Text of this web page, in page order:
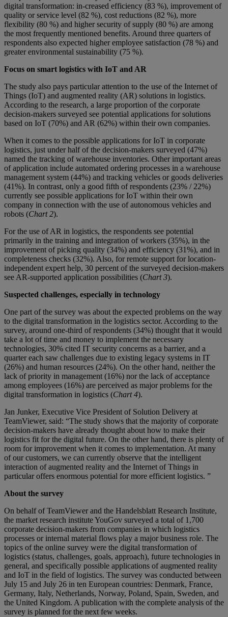
digital transformation: in-creased efficiency (83 %), improvement of
quality or service level (82 %), cost reductions (82 %), more
flexibility (80 %) and higher security of supply (80 %) are among
the most frequently mentioned benefits. Around three quarters of
respondents also expected higher employee satisfaction (78 %) and
greater environmental sustainability (75 %).
Focus on smart logistics with IoT and AR
The study also pays particular attention to the use of the Internet of
Things (IoT) and augmented reality (AR) solutions in logistics.
According to the research, a large proportion of the corporate
decision-makers surveyed see potential applications for solutions
based on IoT (70%) and AR (62%) within their own companies.
When it comes to the possible applications for IoT in corporate
logistics, just under half of the decision-makers surveyed (47%)
named the tracking of warehouse inventories. Other important areas
of application include automated ordering processes in a warehouse
management system (44%) and tracking vehicles or goods deliveries
(41%). In contrast, only a good fifth of respondents (23% / 22%)
currently see possible applications for IoT within their own
company in connection with the use of autonomous vehicles and
robots (Chart 2).
For the use of AR in logistics, the respondents see potential
primarily in the training and integration of workers (35%), in the
improvement of picking quality (34%) and efficiency (31%), and in
completeness checks (32%). Also, for remote support for location-
independent expert help, 30 percent of the surveyed decision-makers
see AR-supported application possibilities (Chart 3).
Suspected challenges, especially in technology
One part of the survey was about the expected problems on the way
to the digital transformation in the logistics sector. According to the
survey, around one-third of respondents (34%) thought that it would
take a lot of time and money to implement the necessary
technologies, 30% cited IT security concerns as a barrier, and a
quarter each saw challenges due to existing legacy systems in IT
(26%) and human resources (24%). On the other hand, neither the
lack of priority in management (16%) nor the lack of acceptance
among employees (16%) are perceived as major problems for the
digital transformation in logistics (Chart 4).
Jan Junker, Executive Vice President of Solution Delivery at
TeamViewer, said: “The study shows that the majority of corporate
decision-makers have already thought about how to make their
logistics fit for the digital future. On the other hand, there is plenty of
room for improvement when it comes to implementation. At many
of our customers, we can currently observe that the intelligent
interaction of augmented reality and the Internet of Things in
particular offers enormous potential for more efficient logistics. ”
About the survey
On behalf of TeamViewer and the Handelsblatt Research Institute,
the market research institute YouGov surveyed a total of 1,700
corporate decision-makers from companies in which logistics
processes or internal material flows play a major business role. The
topics of the online survey were the digital transformation of
logistics (status, challenges, goals, approach), future technologies in
general, and specifically possible applications of augmented reality
and IoT in the field of logistics. The survey was conducted between
July 15 and July 26 in ten European countries: Denmark, France,
Germany, Italy, Netherlands, Norway, Poland, Spain, Sweden, and
the United Kingdom. A publication with the complete analysis of the
survey is planned for the next few weeks.